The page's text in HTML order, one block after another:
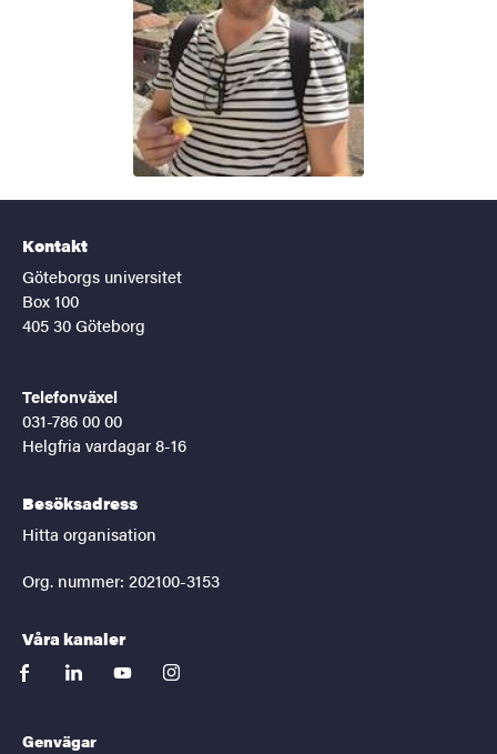
Kontakt
Göteborgs universitet
Box 100
405 30 Göteborg
Telefonväxel
031-786 00 00
Helgfria vardagar 8-16
Besöksadress
Hitta organisation
Org. nummer: 202100-3153
Våra kanaler
facebooklinkedinyoutubeinstagram
Genvägar